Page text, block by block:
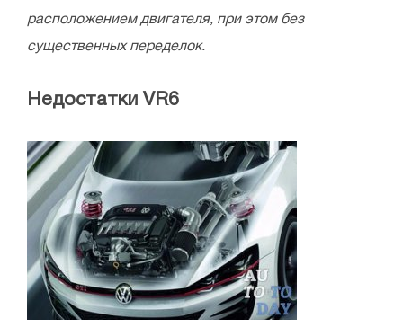
расположением двигателя, при этом без
существенных переделок.
Недостатки VR6